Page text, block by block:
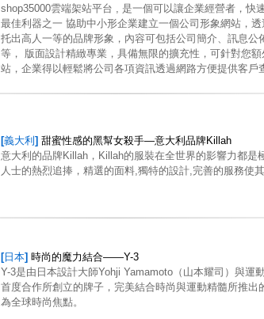
shop35000雲端架站平台 , 是一個可以讓企業經營者，快
最佳利器之一 協助中小形企業建立一個公司形象網站，
托出高人一等的品牌形象，內容可包括公司簡介、訊息公
等， 版面設計精緻專業，具備無限的擴充性，可針對您
站，企業得以輕鬆將公司各項資訊透過網路方便提供客戶
[義大利] 甜蜜性感的黑幫女殺手—意大利品牌Killah
意大利的品牌Killah，Killah的服裝在全世界的影響力都是
人士的熱烈追捧，精選的面料,獨特的設計,完善的服務使
[日本] 時尚的魔力結合——Y-3
Y-3是由日本設計大師Yohji Yamamoto（山本耀司）與運
首度合作所創立的牌子，完美結合時尚與運動精髓所推出
為全球時尚焦點。